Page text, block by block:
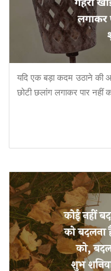
यदि एक बड़ा कदम उठाने की
छोटी छलांग लगाकर पार